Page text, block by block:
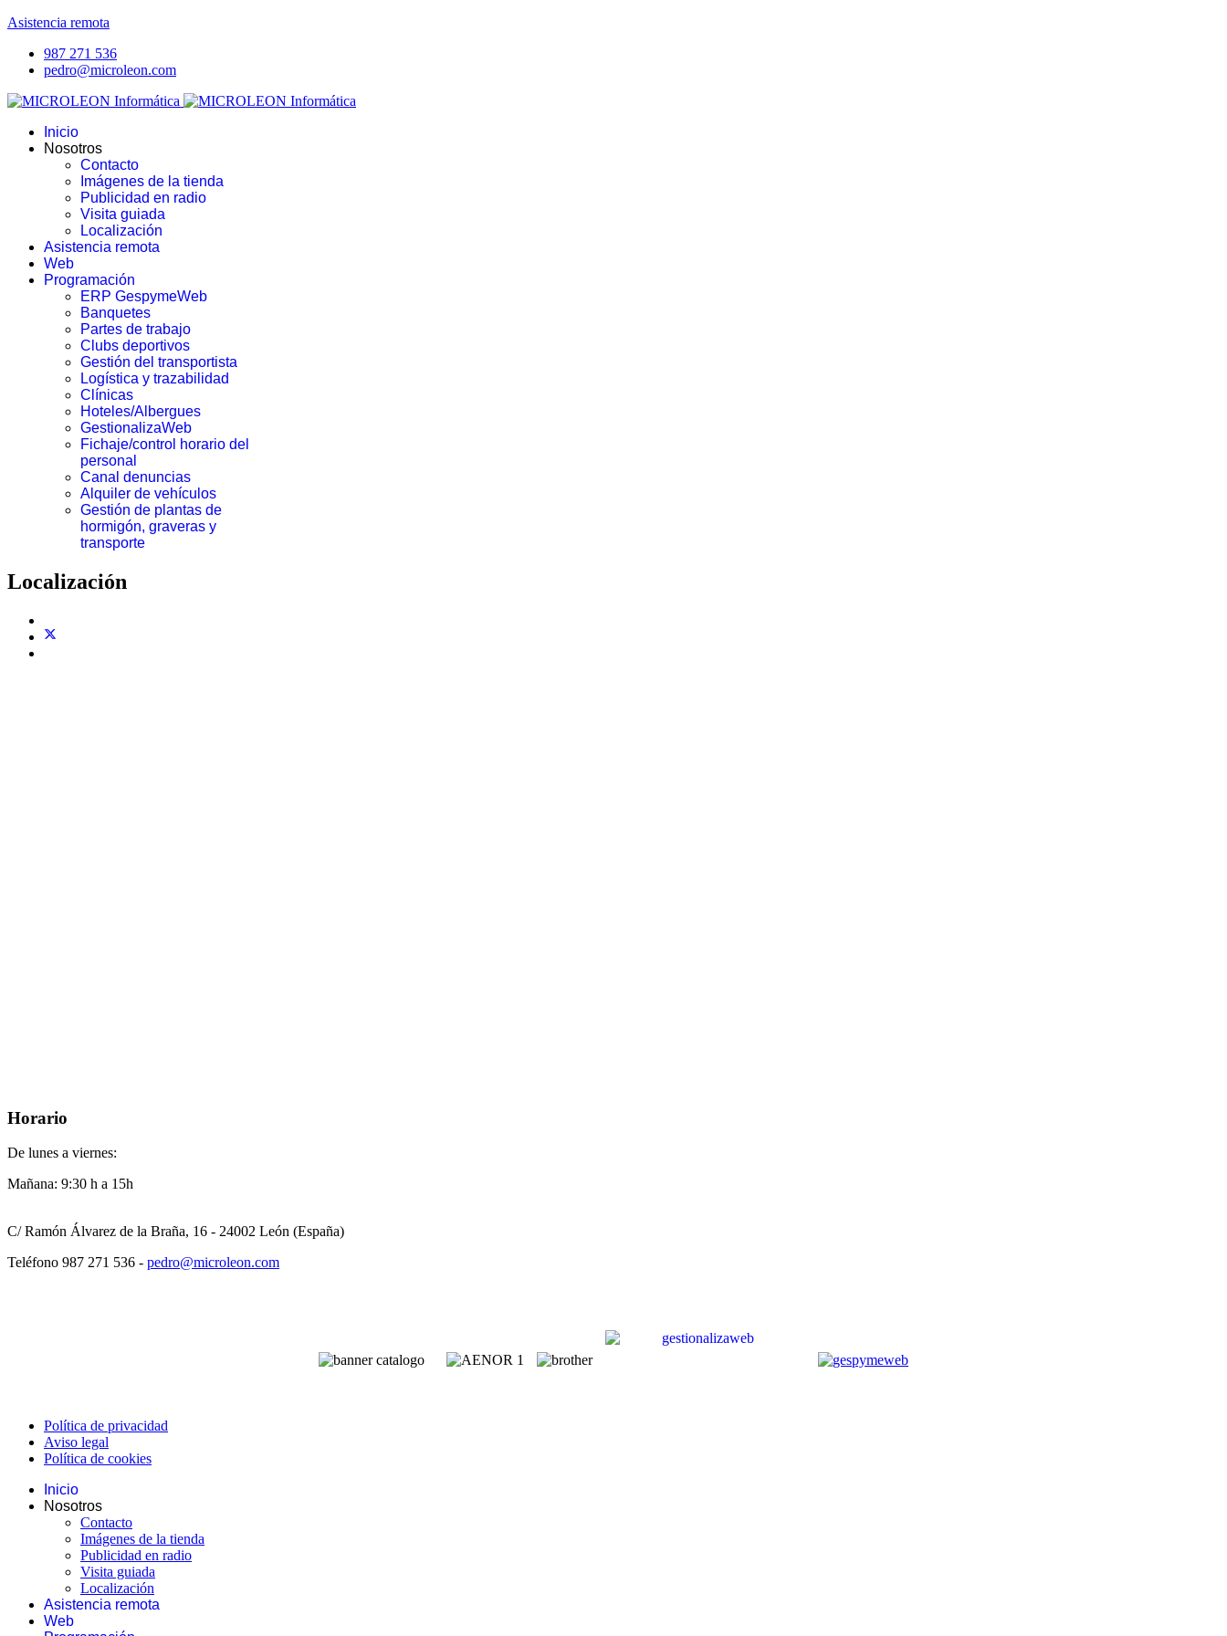
Asistencia remota
987 271 536
pedro@microleon.com
Inicio
Nosotros
Contacto
Imágenes de la tienda
Publicidad en radio
Visita guiada
Localización
Asistencia remota
Web
Programación
ERP GespymeWeb
Banquetes
Partes de trabajo
Clubs deportivos
Gestión del transportista
Logística y trazabilidad
Clínicas
Hoteles/Albergues
GestionalizaWeb
Fichaje/control horario del
personal
Canal denuncias
Alquiler de vehículos
Gestión de plantas de
hormigón, graveras y
transporte
Localización
Horario
De lunes a viernes:
Mañana: 9:30 h a 15h
C/ Ramón Álvarez de la Braña, 16 - 24002 León (España)
Teléfono 987 271 536 - pedro@microleon.com
Política de privacidad
Aviso legal
Política de cookies
Inicio
Nosotros
Contacto
Imágenes de la tienda
Publicidad en radio
Visita guiada
Localización
Asistencia remota
Web